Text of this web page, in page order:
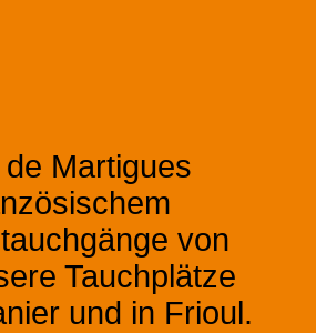
Martigues
von
Tauchplätze
und in Frioul.